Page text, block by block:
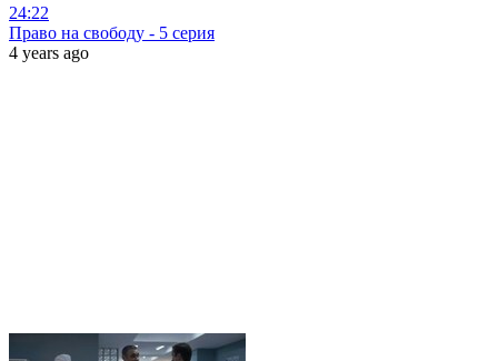
24:22
Право на свободу - 5 серия
4 years ago